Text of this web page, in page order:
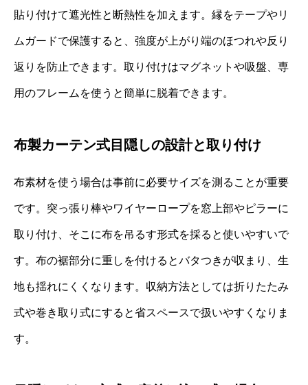
貼り付けて遮光性と断熱性を加えます。縁をテープやリ
ムガードで保護すると、強度が上がり端のほつれや反り
返りを防止できます。取り付けはマグネットや吸盤、専
用のフレームを使うと簡単に脱着できます。
布製カーテン式目隠しの設計と取り付け
布素材を使う場合は事前に必要サイズを測ることが重要
です。突っ張り棒やワイヤーロープを窓上部やピラーに
取り付け、そこに布を吊るす形式を採ると使いやすいで
す。布の裾部分に重しを付けるとバタつきが収まり、生
地も揺れにくくなります。収納方法としては折りたたみ
式や巻き取り式にすると省スペースで扱いやすくなりま
す。